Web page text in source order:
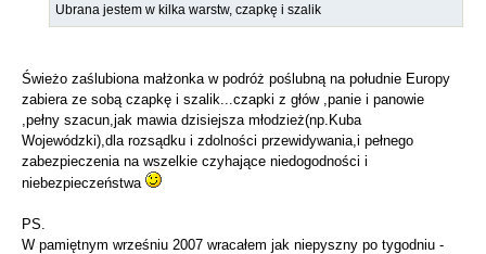
Ubrana jestem w kilka warstw, czapkę i szalik
Świeżo zaślubiona małżonka w podróż poślubną na południe Europy
zabiera ze sobą czapkę i szalik...czapki z głów ,panie i panowie
,pełny szacun,jak mawia dzisiejsza młodzież(np.Kuba
Wojewódzki),dla rozsądku i zdolności przewidywania,i pełnego
zabezpieczenia na wszelkie czyhające niedogodności i
niebezpieczeństwa
PS.
W pamiętnym wrześniu 2007 wracałem jak niepyszny po tygodniu -